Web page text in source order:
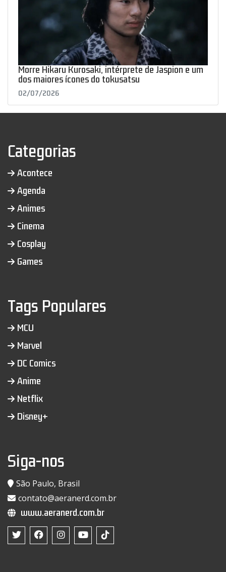
Morre Hikaru Kurosaki, intérprete de Jaspion e um
dos maiores ícones do tokusatsu
02/07/2026
Categorias
Acontece
Agenda
Animes
Cinema
Cosplay
Games
Tags Populares
MCU
Marvel
DC Comics
Anime
Netflix
Disney+
Siga-nos
São Paulo, Brasil
contato@aeranerd.com.br
www.aeranerd.com.br